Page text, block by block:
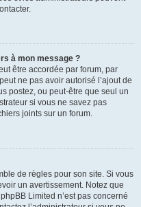
à mon message ?
être accordée par forum, par
ne pas avoir autorisé l’ajout de
postez, ou peut-être que seul un
si vous ne savez pas
joints sur un forum.
de règles pour son site. Si vous
un avertissement. Notez que
Limited n’est pas concerné